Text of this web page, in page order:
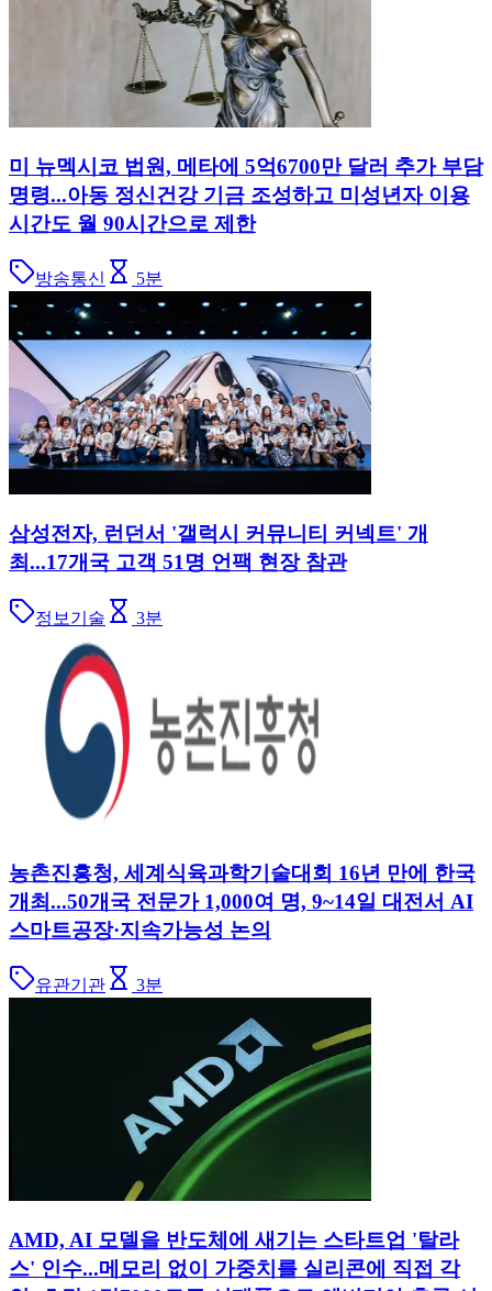
미 뉴멕시코 법원, 메타에 5억6700만 달러 추가 부담
명령...아동 정신건강 기금 조성하고 미성년자 이용
시간도 월 90시간으로 제한
방송통신 5분
삼성전자, 런던서 '갤럭시 커뮤니티 커넥트' 개
최...17개국 고객 51명 언팩 현장 참관
정보기술 3분
농촌진흥청, 세계식육과학기술대회 16년 만에 한국
개최...50개국 전문가 1,000여 명, 9~14일 대전서 AI
스마트공장·지속가능성 논의
유관기관 3분
AMD, AI 모델을 반도체에 새기는 스타트업 '탈라
스' 인수...메모리 없이 가중치를 실리콘에 직접 각